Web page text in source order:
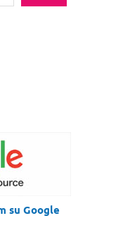
su Google